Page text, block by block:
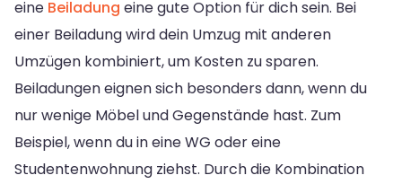
eine Beiladung eine gute Option für dich sein. Bei
einer Beiladung wird dein Umzug mit anderen
Umzügen kombiniert, um Kosten zu sparen.
Beiladungen eignen sich besonders dann, wenn du
nur wenige Möbel und Gegenstände hast. Zum
Beispiel, wenn du in eine WG oder eine
Studentenwohnung ziehst. Durch die Kombination